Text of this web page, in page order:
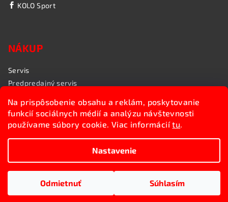
Na prispôsobenie obsahu a reklám, poskytovanie
funkcií sociálnych médií a analýzu návštevnosti
používame súbory cookie. Viac informáciítu.
Nastavenie
Odmietnuť Súhlasím
KOLO Sport
NÁKUP
Servis
Predpredajný servis
Rozvoz bicyklov
Poradenstvo
Upraviť nastavenie cookies
Vytvoril Shoptet